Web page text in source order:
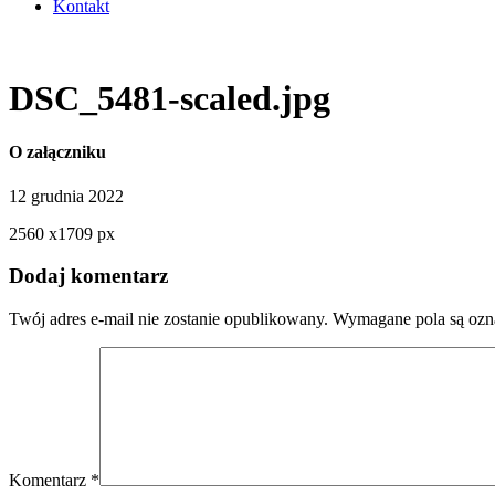
Kontakt
DSC_5481-scaled.jpg
O załączniku
12 grudnia 2022
2560 x1709 px
Dodaj komentarz
Twój adres e-mail nie zostanie opublikowany. Wymagane pola są
Komentarz *